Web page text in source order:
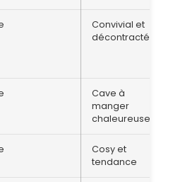
Convivial et
décontracté
Cave à
manger
chaleureuse
Cosy et
tendance